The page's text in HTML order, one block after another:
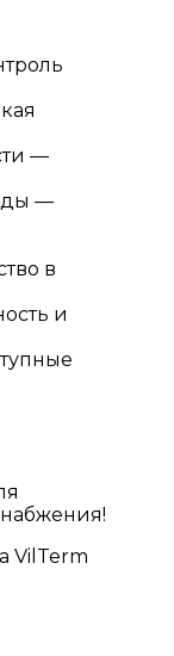
—
—
в
и
VilTerm